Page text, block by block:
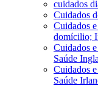
cuidados
Cuidados
Cuidados
domícilio;
Cuidados
Saúde
Cuidados
Saúde